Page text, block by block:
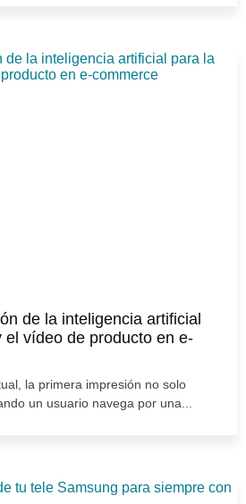
de la inteligencia artificial
el vídeo de producto en e-
la primera impresión no solo
un usuario navega por una...